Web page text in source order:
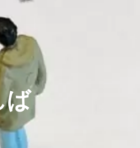
ば
個別設定